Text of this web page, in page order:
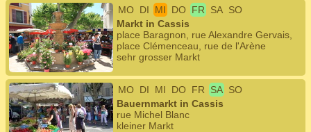
MO DI MI DO FR SA SO
Markt in Cassis
place Baragnon, rue Alexandre Gervais,
place Clémenceau, rue de l'Arène
sehr grosser Markt
MO DI MI DO FR SA SO
Bauernmarkt in Cassis
rue Michel Blanc
kleiner Markt